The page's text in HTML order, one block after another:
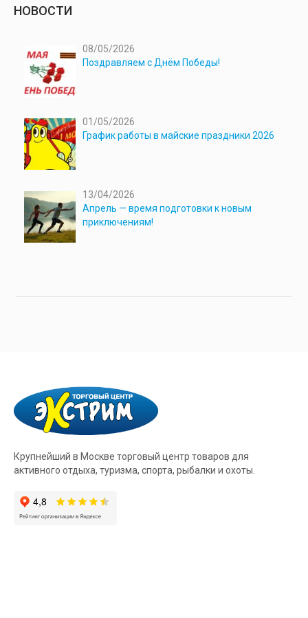
НОВОСТИ
08/05/2026
Поздравляем с Днём Победы!
01/05/2026
График работы в майские праздники 2026
13/04/2026
Апрель — время подготовки к новым
приключениям!
Крупнейший в Москве торговый центр товаров для
активного отдыха, туризма, спорта, рыбалки и охоты.